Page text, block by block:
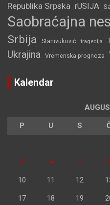
Republika Srpska rUSIJA
Saobraćajna
Srbija Stanivuković tragedija
Ukrajina Vremenska prognoza
Kalendar
P U S
3 4 5 6
10 11 12
17 18 19